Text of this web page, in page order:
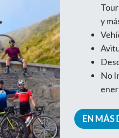
y
No
EN MÁS